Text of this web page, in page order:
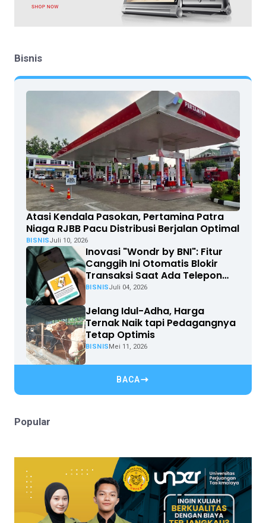
Bisnis
Atasi Kendala Pasokan, Pertamina Patra
Niaga RJBB Pacu Distribusi Berjalan Optimal
BISNISJuli 10, 2026
Inovasi "Wondr by BNI": Fitur
Canggih Ini Otomatis Blokir
Transaksi Saat Ada Telepon
Masuk
BISNISJuli 04, 2026
Jelang Idul-Adha, Harga
Ternak Naik tapi Pedagangnya
Tetap Optimis
BISNISMei 11, 2026
BACA
Popular